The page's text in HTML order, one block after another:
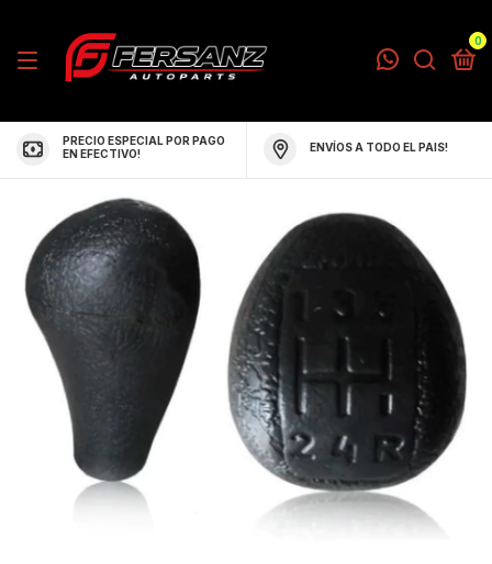
0
PRECIO ESPECIAL POR PAGO
EN EFECTIVO!
ENVÍOS A TODO EL PAIS!